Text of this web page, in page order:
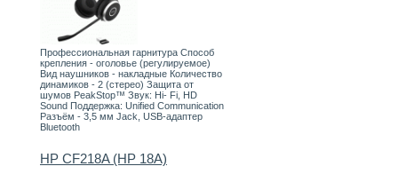
Профессиональная гарнитура Способ
крепления - оголовье (регулируемое)
Вид наушников - накладные Количество
динамиков - 2 (стерео) Защита от
шумов PeakStop™ Звук: Hi- Fi, HD
Sound Поддержка: Unified Communication
Разъём - 3,5 мм Jack, USB-адаптер
Bluetooth
HP CF218A (HP 18A)